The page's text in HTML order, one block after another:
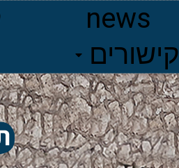
news
קישורים